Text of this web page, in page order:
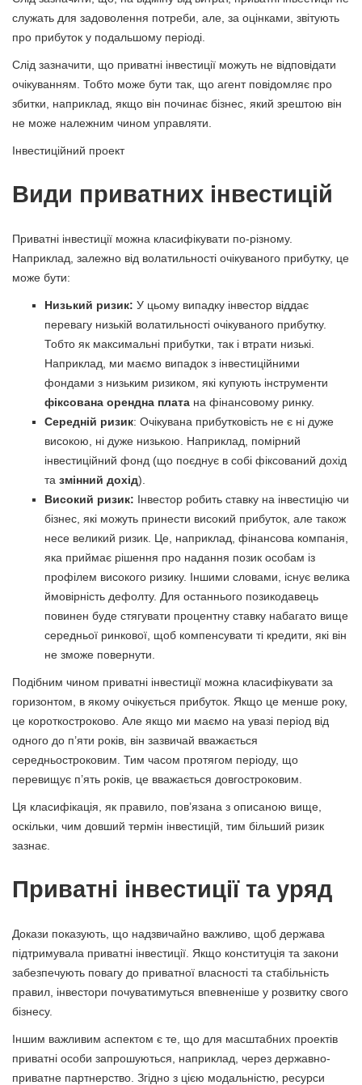
служать для задоволення потреби, але, за оцінками, звітують
про прибуток у подальшому періоді.
Слід зазначити, що приватні інвестиції можуть не відповідати
очікуванням. Тобто може бути так, що агент повідомляє про
збитки, наприклад, якщо він починає бізнес, який зрештою він
не може належним чином управляти.
Інвестиційний проект
Види приватних інвестицій
Приватні інвестиції можна класифікувати по-різному.
Наприклад, залежно від волатильності очікуваного прибутку, це
може бути:
Низький ризик: У цьому випадку інвестор віддає
перевагу низькій волатильності очікуваного прибутку.
Тобто як максимальні прибутки, так і втрати низькі.
Наприклад, ми маємо випадок з інвестиційними
фондами з низьким ризиком, які купують інструменти
фіксована орендна плата на фінансовому ринку.
Середній ризик: Очікувана прибутковість не є ні дуже
високою, ні дуже низькою. Наприклад, помірний
інвестиційний фонд (що поєднує в собі фіксований дохід
та змінний дохід).
Високий ризик: Інвестор робить ставку на інвестицію чи
бізнес, які можуть принести високий прибуток, але також
несе великий ризик. Це, наприклад, фінансова компанія,
яка приймає рішення про надання позик особам із
профілем високого ризику. Іншими словами, існує велика
ймовірність дефолту. Для останнього позикодавець
повинен буде стягувати процентну ставку набагато вище
середньої ринкової, щоб компенсувати ті кредити, які він
не зможе повернути.
Подібним чином приватні інвестиції можна класифікувати за
горизонтом, в якому очікується прибуток. Якщо це менше року,
це короткостроково. Але якщо ми маємо на увазі період від
одного до п’яти років, він зазвичай вважається
середньостроковим. Тим часом протягом періоду, що
перевищує п’ять років, це вважається довгостроковим.
Ця класифікація, як правило, пов’язана з описаною вище,
оскільки, чим довший термін інвестицій, тим більший ризик
зазнає.
Приватні інвестиції та уряд
Докази показують, що надзвичайно важливо, щоб держава
підтримувала приватні інвестиції. Якщо конституція та закони
забезпечують повагу до приватної власності та стабільність
правил, інвестори почуватимуться впевненіше у розвитку свого
бізнесу.
Іншим важливим аспектом є те, що для масштабних проектів
приватні особи запрошуються, наприклад, через державно-
приватне партнерство. Згідно з цією модальністю, ресурси